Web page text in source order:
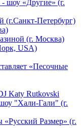
шоу «Другие» (г.
Петербург)
(г. Москва)
USA)
«Песочные
Katy Rutkovski
"Хали-Гали" (г.
Размер» (г.